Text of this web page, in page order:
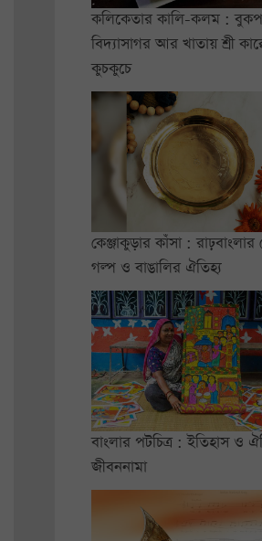
কলিকেতার কালি-কলম :
বিদ্যাসাগর আর খাতায় শ্রী
কুচকুচে
কেঞ্জাকুড়ার কাঁসা : রাঢ়বাংলার
গল্প ও বাঙালির ঐতিহ্য
বাংলার পটচিত্র : ইতিহাস ও
জীবননামা